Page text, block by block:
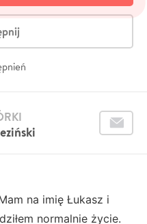
na imię Łukasz i
normalnie życie.